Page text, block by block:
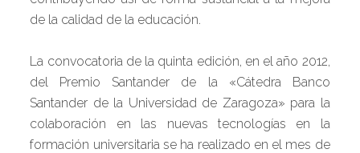
de la calidad de la educación.
La convocatoria de la quinta edición, en el año 2012,
del Premio Santander de la «Cátedra Banco
Santander de la Universidad de Zaragoza» para la
colaboración en las nuevas tecnologías en la
formación universitaria se ha realizado en el mes de